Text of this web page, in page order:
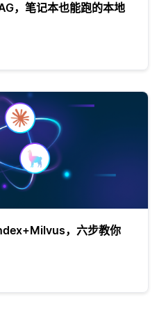
，笔记本也能跑的本地
，六步教你